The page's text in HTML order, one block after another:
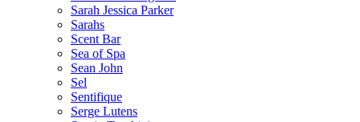
Sarah Jessica Parker
Sarahs
Scent Bar
Sea of Spa
Sean John
Sel
Sentifique
Serge Lutens